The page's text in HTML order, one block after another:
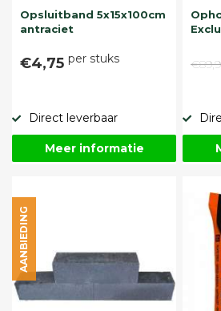
Opsluitband 5x15x100cm
antraciet
€4,75 per stuks
Direct leverbaar
Meer informatie
AANBIEDING